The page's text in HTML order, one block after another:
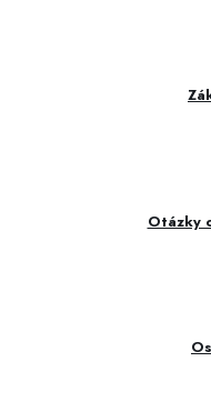
Otázky